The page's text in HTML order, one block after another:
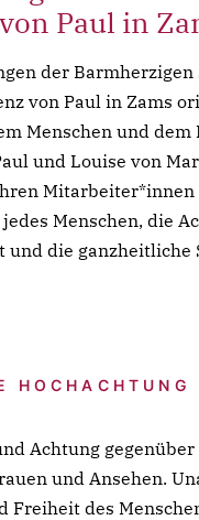
Paul in
der Barmherzigen
von Paul in Zams
Menschen und dem
und Louise von
Mitarbeiter*innen
Menschen, die
und die ganzheitliche
HOCHACHTUNG
Achtung gegenüber
und Ansehen.
Freiheit des
dolor sit amet,
dolor sit amet,
sed do eiusmod
magna aliqua.
quis nostrud
aliquip ex ea
dolor sit amet
dolor sit amet,
aliquip ex ea
dolor sit amet,
sed do eiusmod